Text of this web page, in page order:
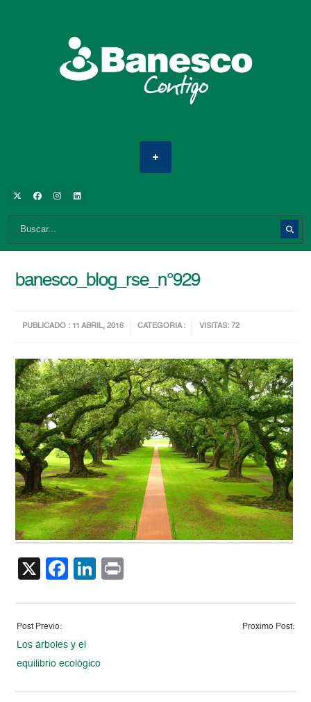
banesco_blog_rse_n°929
PUBLICADO : 11 ABRIL, 2016 CATEGORIA : VISITAS: 72
X Facebook
LinkedIn
Post Previo:
Los árboles y el
equilibrio ecológico
Proximo Post: